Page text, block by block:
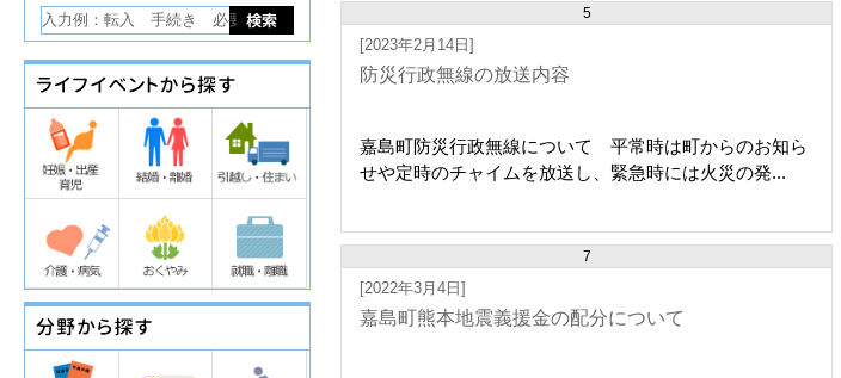
5
[2023年2月14日]
防災行政無線の放送内容
嘉島町防災行政無線について 平常時は町からのお知ら
せや定時のチャイムを放送し、緊急時には火災の発...
7
[2022年3月4日]
嘉島町熊本地震義援金の配分について